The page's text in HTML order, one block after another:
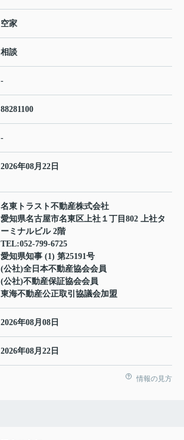
空家
相談
-
88281100
-
2026年08月22日
名東トラスト不動産株式会社
愛知県名古屋市名東区上社１丁目802 上社タ
ーミナルビル 2階
TEL:052-799-6725
愛知県知事 (1) 第25191号
(公社)全日本不動産協会会員
(公社)不動産保証協会会員
東海不動産公正取引協議会加盟
2026年08月08日
2026年08月22日
情報の見方